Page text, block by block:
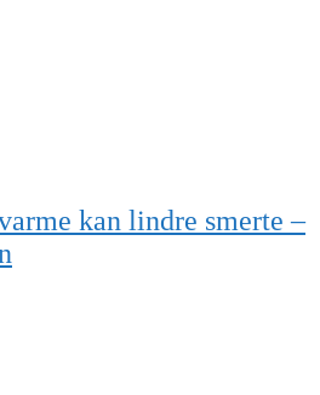
kan lindre smerte –